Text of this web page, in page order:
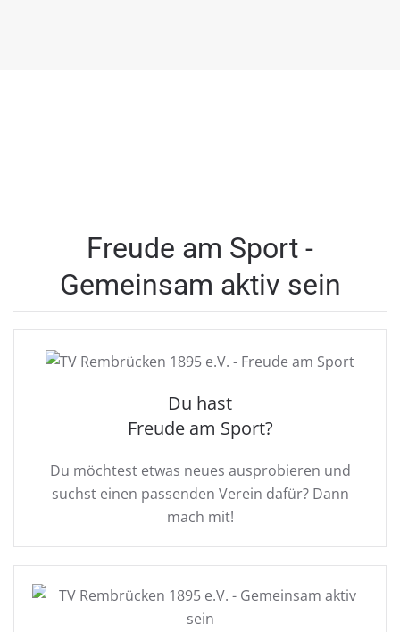
Freude am Sport -
Gemeinsam aktiv sein
Du hast
Freude am Sport?
Du möchtest etwas neues ausprobieren und
suchst einen passenden Verein dafür? Dann
mach mit!